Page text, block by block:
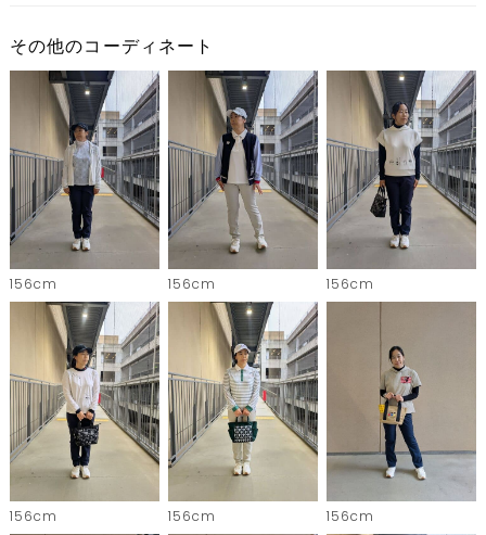
その他のコーディネート
156cm 156cm 156cm
156cm 156cm 156cm